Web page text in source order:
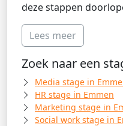
deze stappen
Lees meer
Zoek naar een
Media stage in
HR stage in Emmen
Marketing stage in
Social work stage in